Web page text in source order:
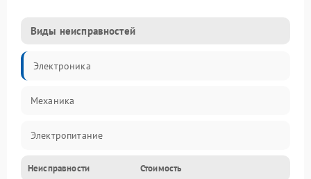
Виды неисправностей
Электроника
Механика
Электропитание
Нагрев
Неисправности Стоимость